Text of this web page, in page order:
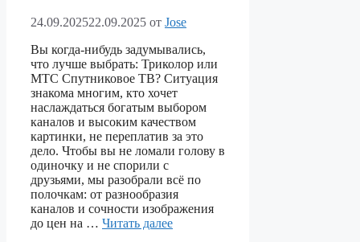
24.09.202522.09.2025 от Jose
Вы когда-нибудь задумывались,
что лучше выбрать: Триколор или
МТС Спутниковое ТВ? Ситуация
знакома многим, кто хочет
наслаждаться богатым выбором
каналов и высоким качеством
картинки, не переплатив за это
дело. Чтобы вы не ломали голову в
одиночку и не спорили с
друзьями, мы разобрали всё по
полочкам: от разнообразия
каналов и сочности изображения
до цен на … Читать далее